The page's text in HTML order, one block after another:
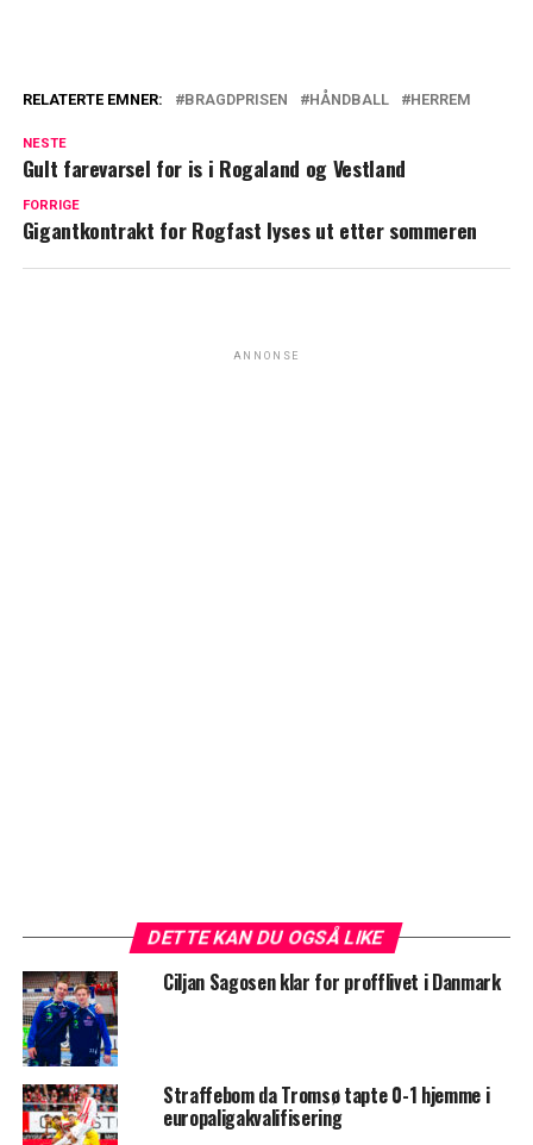
RELATERTE EMNER: BRAGDPRISEN HÅNDBALL HERREM
NESTE
Gult farevarsel for is i Rogaland og Vestland
FORRIGE
Gigantkontrakt for Rogfast lyses ut etter sommeren
ANNONSE
DETTE KAN DU OGSÅ LIKE
Ciljan Sagosen klar for profflivet i Danmark
Straffebom da Tromsø tapte 0-1 hjemme i
europaligakvalifisering